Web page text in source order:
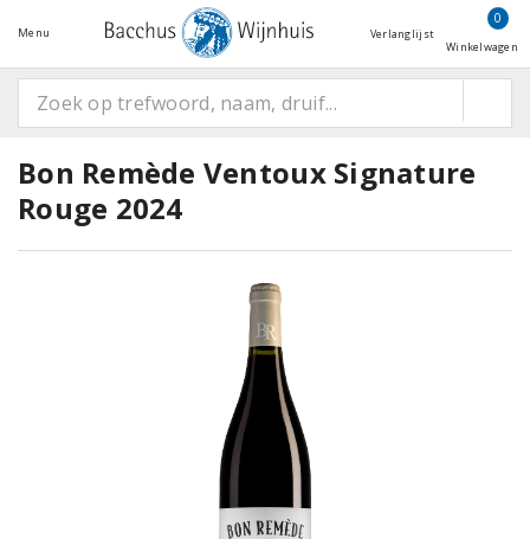
Menu Verlanglijst
0
Winkelwagen
Bon Remède Ventoux Signature
Rouge 2024